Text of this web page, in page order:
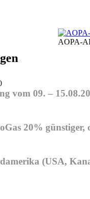
AOPA-
vom 09. –
20% günstiger,
(USA,